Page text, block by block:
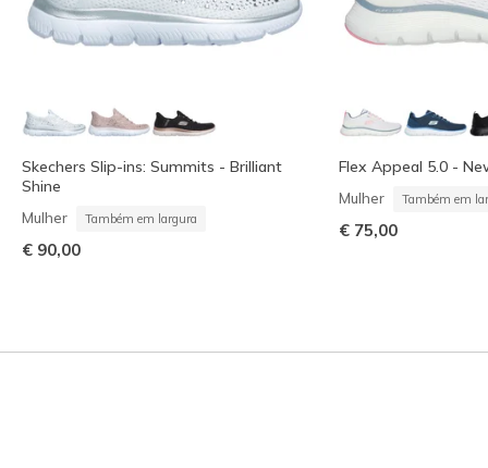
Skechers Slip-ins: Summits - Brilliant
Shine
Mulher Também em largura
€ 90,00
Flex Appeal 5.0 -
Mulher Também em
€ 75,00